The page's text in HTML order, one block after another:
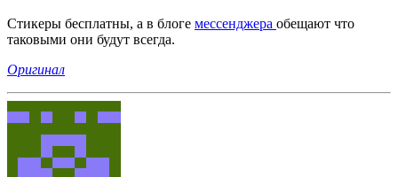
Стикеры бесплатны, а в блоге мессенджера обещают что
таковыми они будут всегда.
Оригинал